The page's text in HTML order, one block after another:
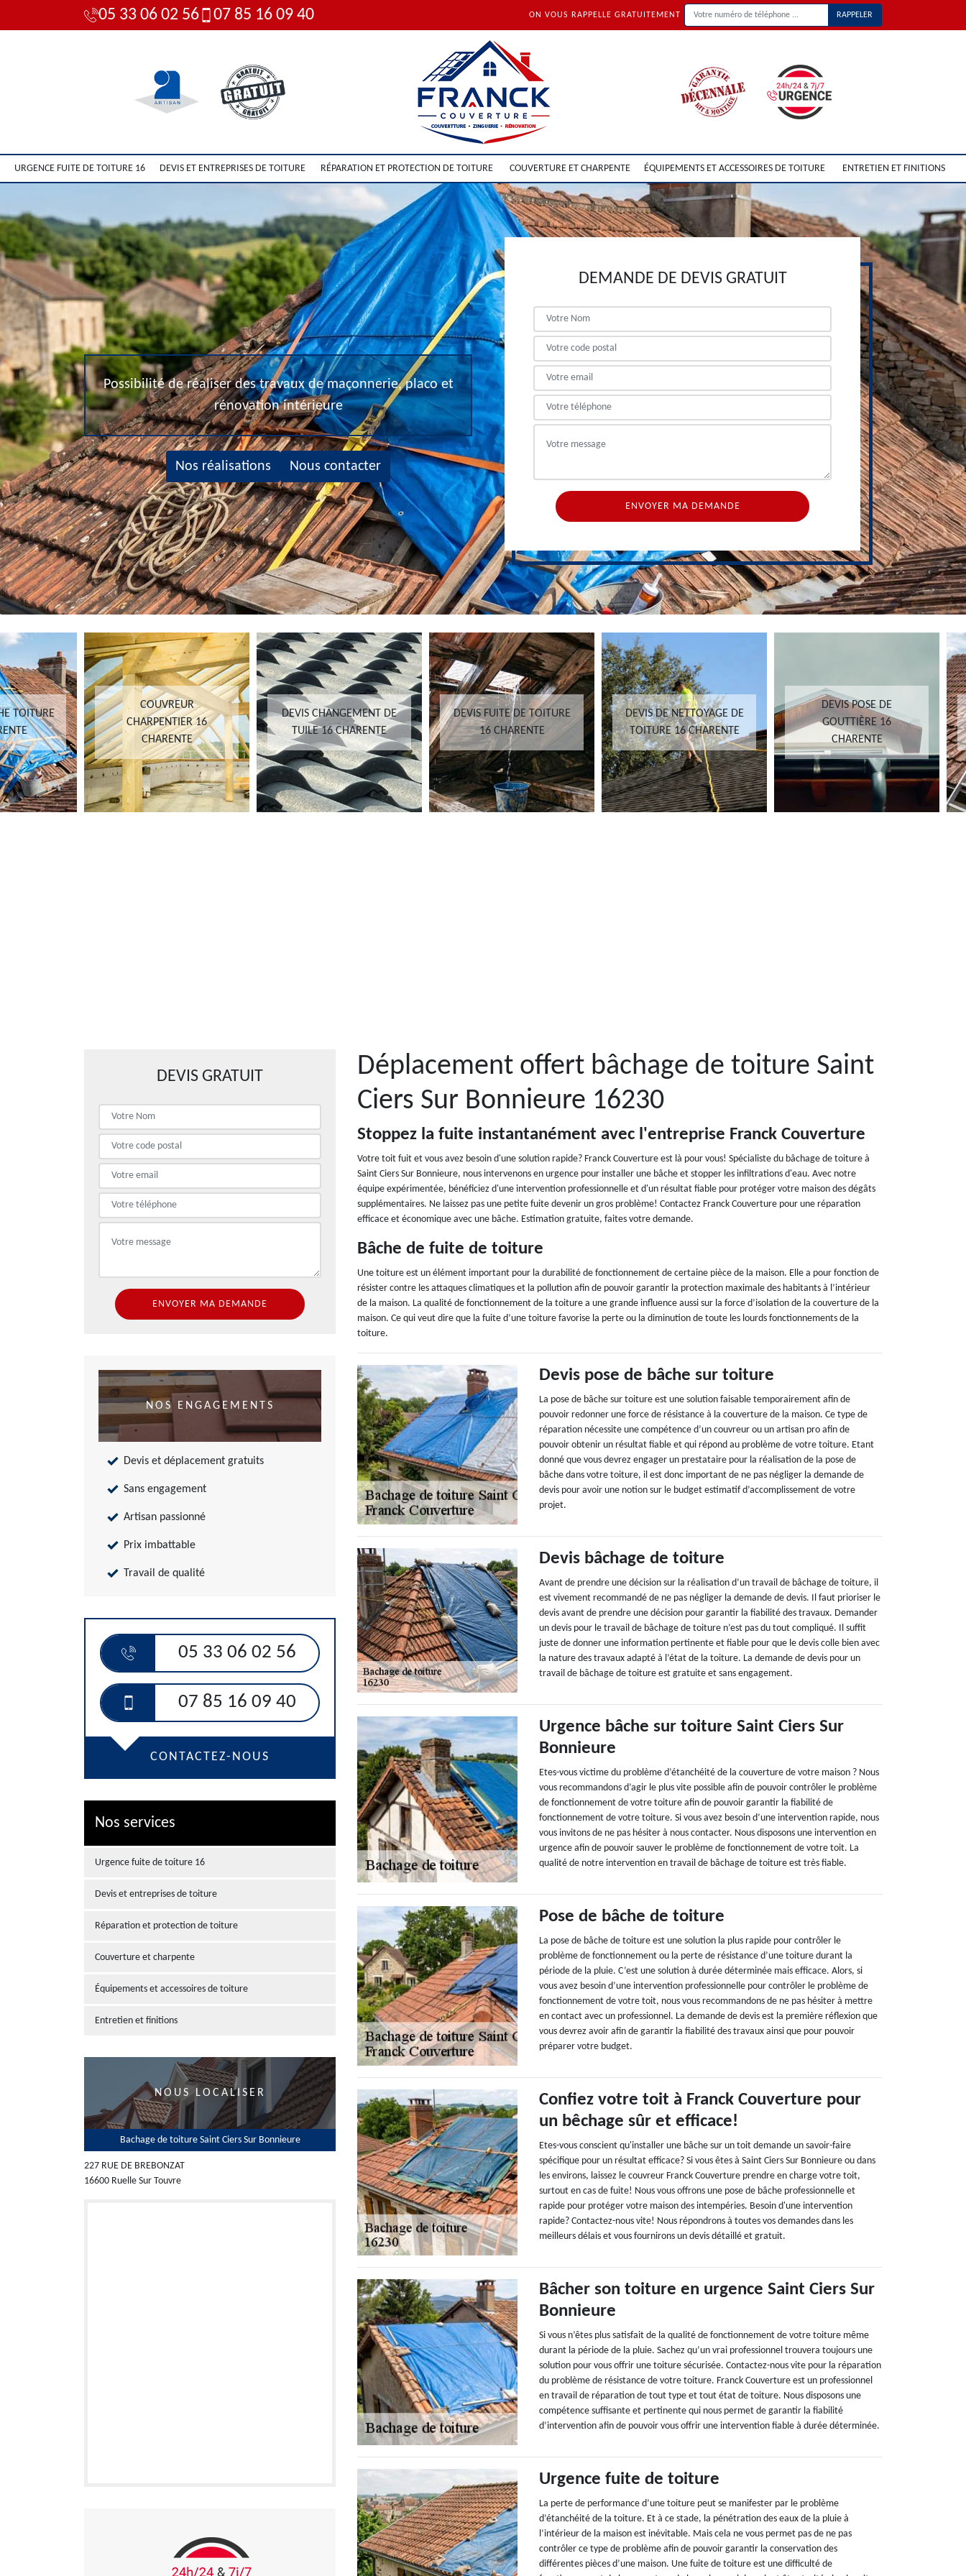
05 33 06 02 56 07 85 16 09 40 ON VOUS RAPPELLE GRATUITEMENT
URGENCE FUITE DE TOITURE 16 DEVIS ET ENTREPRISES DE TOITURE RÉPARATION ET PROTECTION DE TOITURE COUVERTURE ET CHARPENTE ÉQUIPEMENTS ET ACCESSOIRES DE TOITURE ENTRETIEN ET FINITIONS
Possibilité de réaliser des travaux de maçonnerie, placo et
rénovation intérieure
Nos réalisations Nous contacter
DEMANDE DE DEVIS GRATUIT
TOITURE
COUVREUR
CHARPENTIER 16
CHARENTE
DEVIS CHANGEMENT DE
TUILE 16 CHARENTE
DEVIS FUITE DE TOITURE
16 CHARENTE
DEVIS DE NETTOYAGE DE
TOITURE 16 CHARENTE
DEVIS POSE DE
GOUTTIÈRE 16
CHARENTE
DEVIS GRATUIT
NOS ENGAGEMENTS
Devis et déplacement gratuits
Sans engagement
Artisan passionné
Prix imbattable
Travail de qualité
05 33 06 02 56
07 85 16 09 40
CONTACTEZ-NOUS
Nos services
Urgence fuite de toiture 16
Devis et entreprises de toiture
Réparation et protection de toiture
Couverture et charpente
Équipements et accessoires de toiture
Entretien et finitions
NOUS LOCALISER
Bachage de toiture Saint Ciers Sur Bonnieure
227 RUE DE BREBONZAT
16600 Ruelle Sur Touvre
Déplacement offert bâchage de toiture Saint
Ciers Sur Bonnieure 16230
Stoppez la fuite instantanément avec l'entreprise Franck Couverture
Votre toit fuit et vous avez besoin d'une solution rapide? Franck Couverture est là pour vous! Spécialiste du bâchage de toiture à
Saint Ciers Sur Bonnieure, nous intervenons en urgence pour installer une bâche et stopper les infiltrations d'eau. Avec notre
équipe expérimentée, bénéficiez d'une intervention professionnelle et d'un résultat fiable pour protéger votre maison des dégâts
supplémentaires. Ne laissez pas une petite fuite devenir un gros problème! Contactez Franck Couverture pour une réparation
efficace et économique avec une bâche. Estimation gratuite, faites votre demande.
Bâche de fuite de toiture
Une toiture est un élément important pour la durabilité de fonctionnement de certaine pièce de la maison. Elle a pour fonction de
résister contre les attaques climatiques et la pollution afin de pouvoir garantir la protection maximale des habitants à l’intérieur
de la maison. La qualité de fonctionnement de la toiture a une grande influence aussi sur la force d’isolation de la couverture de la
maison. Ce qui veut dire que la fuite d’une toiture favorise la perte ou la diminution de toute les lourds fonctionnements de la
toiture.
Devis pose de bâche sur toiture
La pose de bâche sur toiture est une solution faisable temporairement afin de
pouvoir redonner une force de résistance à la couverture de la maison. Ce type de
réparation nécessite une compétence d’un couvreur ou un artisan pro afin de
pouvoir obtenir un résultat fiable et qui répond au problème de votre toiture. Etant
donné que vous devrez engager un prestataire pour la réalisation de la pose de
bâche dans votre toiture, il est donc important de ne pas négliger la demande de
devis pour avoir une notion sur le budget estimatif d’accomplissement de votre
projet.
Devis bâchage de toiture
Avant de prendre une décision sur la réalisation d’un travail de bâchage de toiture, il
est vivement recommandé de ne pas négliger la demande de devis. Il faut prioriser le
devis avant de prendre une décision pour garantir la fiabilité des travaux. Demander
un devis pour le travail de bâchage de toiture n’est pas du tout compliqué. Il suffit
juste de donner une information pertinente et fiable pour que le devis colle bien avec
la nature des travaux adapté à l’état de la toiture. La demande de devis pour un
travail de bâchage de toiture est gratuite et sans engagement.
Urgence bâche sur toiture Saint Ciers Sur
Bonnieure
Etes-vous victime du problème d’étanchéité de la couverture de votre maison ? Nous
vous recommandons d’agir le plus vite possible afin de pouvoir contrôler le problème
de fonctionnement de votre toiture afin de pouvoir garantir la fiabilité de
fonctionnement de votre toiture. Si vous avez besoin d’une intervention rapide, nous
vous invitons de ne pas hésiter à nous contacter. Nous disposons une intervention en
urgence afin de pouvoir sauver le problème de fonctionnement de votre toit. La
qualité de notre intervention en travail de bâchage de toiture est très fiable.
Pose de bâche de toiture
La pose de bâche de toiture est une solution la plus rapide pour contrôler le
problème de fonctionnement ou la perte de résistance d’une toiture durant la
période de la pluie. C’est une solution à durée déterminée mais efficace. Alors, si
vous avez besoin d’une intervention professionnelle pour contrôler le problème de
fonctionnement de votre toit, nous vous recommandons de ne pas hésiter à mettre
en contact avec un professionnel. La demande de devis est la première réflexion que
vous devrez avoir afin de garantir la fiabilité des travaux ainsi que pour pouvoir
préparer votre budget.
Confiez votre toit à Franck Couverture pour
un bêchage sûr et efficace!
Etes-vous conscient qu'installer une bâche sur un toit demande un savoir-faire
spécifique pour un résultat efficace? Si vous êtes à Saint Ciers Sur Bonnieure ou dans
les environs, laissez le couvreur Franck Couverture prendre en charge votre toit,
surtout en cas de fuite! Nous vous offrons une pose de bâche professionnelle et
rapide pour protéger votre maison des intempéries. Besoin d'une intervention
rapide? Contactez-nous vite! Nous répondrons à toutes vos demandes dans les
meilleurs délais et vous fournirons un devis détaillé et gratuit.
Bâcher son toiture en urgence Saint Ciers Sur
Bonnieure
Si vous n’êtes plus satisfait de la qualité de fonctionnement de votre toiture même
durant la période de la pluie. Sachez qu’un vrai professionnel trouvera toujours une
solution pour vous offrir une toiture sécurisée. Contactez-nous vite pour la réparation
du problème de résistance de votre toiture. Franck Couverture est un professionnel
en travail de réparation de tout type et tout état de toiture. Nous disposons une
compétence suffisante et pertinente qui nous permet de garantir la fiabilité
d’intervention afin de pouvoir vous offrir une intervention fiable à durée déterminée.
Urgence fuite de toiture
La perte de performance d’une toiture peut se manifester par le problème
d’étanchéité de la toiture. Et à ce stade, la pénétration des eaux de la pluie à
l’intérieur de la maison est inévitable. Mais cela ne vous permet pas de ne pas
contrôler ce type de problème afin de pouvoir garantir la conservation des
différentes pièces d’une maison. Une fuite de toiture est une difficulté de